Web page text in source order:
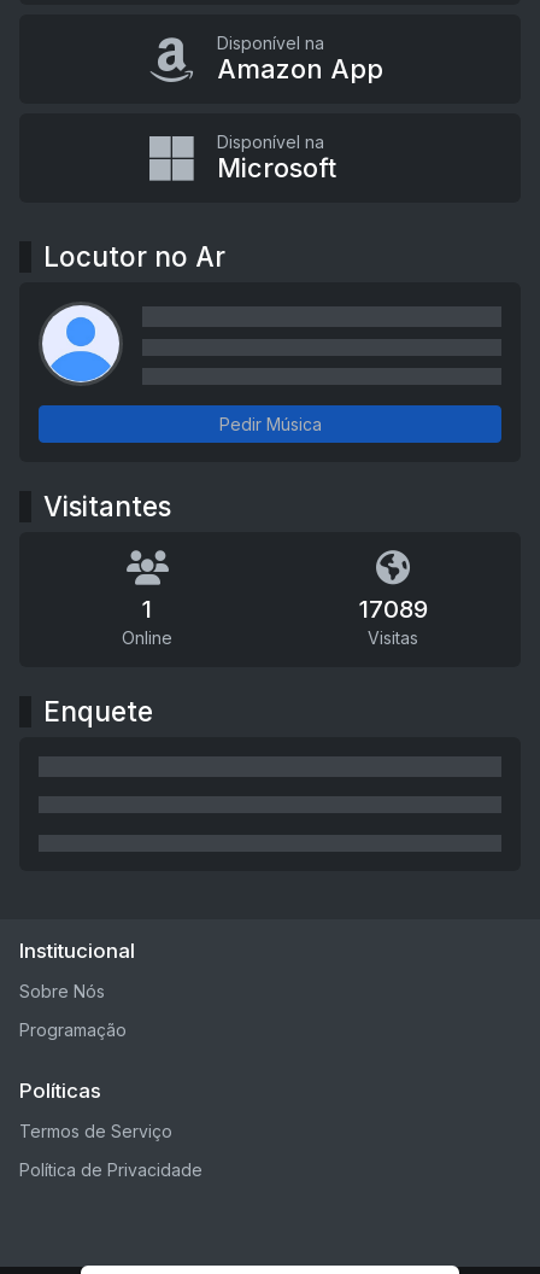
Disponível na
Amazon App
Disponível na
Microsoft
Locutor no Ar
Pedir Música
Visitantes
1
Online
17089
Visitas
Enquete
Institucional
Sobre Nós
Programação
Políticas
Termos de Serviço
Política de Privacidade